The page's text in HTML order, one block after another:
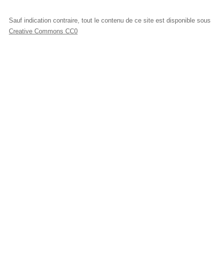
Sauf indication contraire, tout le contenu de ce site est disponible sous
Creative Commons CC0